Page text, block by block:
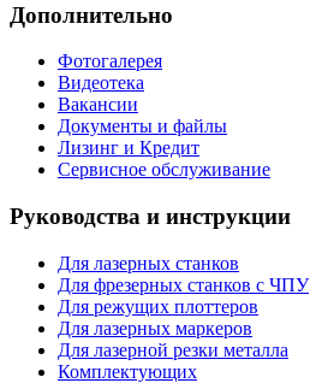
Дополнительно
Фотогалерея
Видеотека
Вакансии
Документы и файлы
Лизинг и Кредит
Сервисное обслуживание
Руководства и инструкции
Для лазерных станков
Для фрезерных станков с ЧПУ
Для режущих плоттеров
Для лазерных маркеров
Для лазерной резки металла
Комплектующих